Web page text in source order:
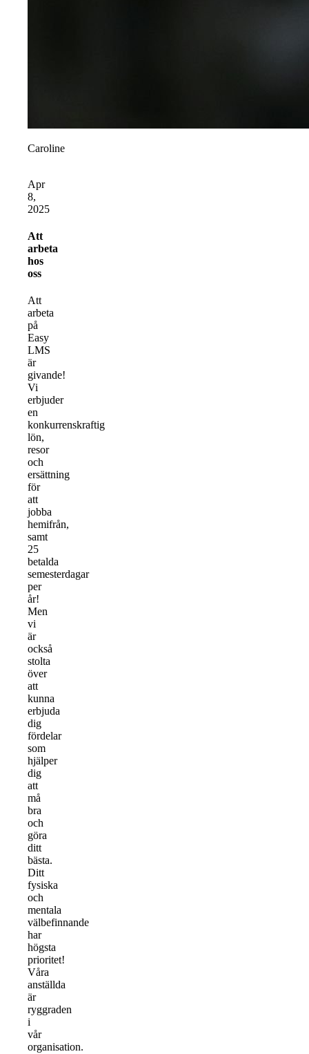
Caroline
Apr
8,
2025
Att
arbeta
hos
oss
Att
arbeta
på
Easy
LMS
är
givande!
Vi
erbjuder
en
konkurrenskraftig
lön,
resor
och
ersättning
för
att
jobba
hemifrån,
samt
25
betalda
semesterdagar
per
år!
Men
vi
är
också
stolta
över
att
kunna
erbjuda
dig
fördelar
som
hjälper
dig
att
må
bra
och
göra
ditt
bästa.
Ditt
fysiska
och
mentala
välbefinnande
har
högsta
prioritet!
Våra
anställda
är
ryggraden
i
vår
organisation.